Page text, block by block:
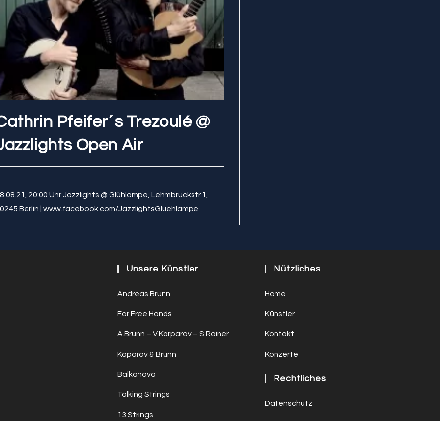
Pfeifer´s Trezoulé @
Open Air
20:00 Uhr Jazzlights @ Glühlampe, Lehmbruckstr.1,
Berlin | www.facebook.com/JazzlightsGluehlampe
Unsere Künstler
Andreas Brunn
For Free Hands
A.Brunn – V.Karparov – S.Rainer
Kaparov & Brunn
Balkanova
Talking Strings
13 Strings
Nützliches
Home
Künstler
Kontakt
Konzerte
Rechtliches
Datenschutz